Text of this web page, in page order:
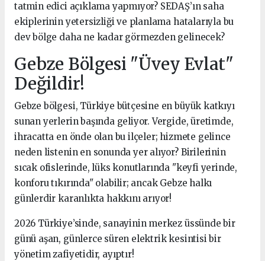
tatmin edici açıklama yapmıyor? SEDAŞ’ın saha
ekiplerinin yetersizliği ve planlama hatalarıyla bu
dev bölge daha ne kadar görmezden gelinecek?
Gebze Bölgesi "Üvey Evlat"
Değildir!
Gebze bölgesi, Türkiye bütçesine en büyük katkıyı
sunan yerlerin başında geliyor. Vergide, üretimde,
ihracatta en önde olan bu ilçeler; hizmete gelince
neden listenin en sonunda yer alıyor? Birilerinin
sıcak ofislerinde, lüks konutlarında "keyfi yerinde,
konforu tıkırında" olabilir; ancak Gebze halkı
günlerdir karanlıkta hakkını arıyor!
2026 Türkiye’sinde, sanayinin merkez üssünde bir
günü aşan, günlerce süren elektrik kesintisi bir
yönetim zafiyetidir, ayıptır!